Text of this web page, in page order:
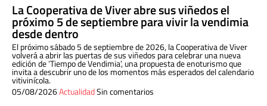
La Cooperativa de Viver abre sus viñedos el
próximo 5 de septiembre para vivir la vendimia
desde dentro
El próximo sábado 5 de septiembre de 2026, la Cooperativa de Viver
volverá a abrir las puertas de sus viñedos para celebrar una nueva
edición de ‘Tiempo de Vendimia’, una propuesta de enoturismo que
invita a descubrir uno de los momentos más esperados del calendario
vitivinícola.
05/08/2026ActualidadSin comentarios